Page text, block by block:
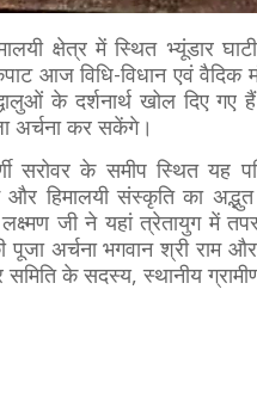
क्षेत्र में स्थित भ्यूंडार
आज विधि-विधान एवं वैदिक
के दर्शनार्थ खोल दिए गए
अर्चना कर सकेंगे।
सरोवर के समीप स्थित यह
और हिमालयी संस्कृति का
जी ने यहां त्रेतायुग में
पूजा अर्चना भगवान श्री राम
के सदस्य, स्थानीय